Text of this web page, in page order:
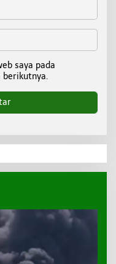
saya pada
berikutnya.